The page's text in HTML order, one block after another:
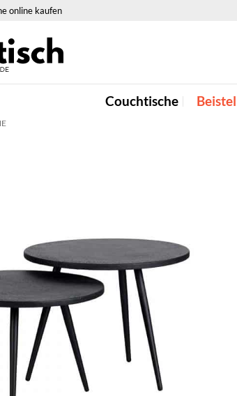
online kaufen
Couchtische